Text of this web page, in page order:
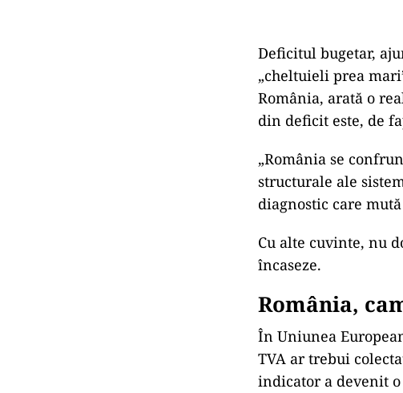
Deficitul bugetar,
„cheltuieli prea
România, arată o
din deficit este, de
„România se
structurale ale
diagnostic care
Cu alte cuvinte, nu
încaseze.
România,
În Uniunea
TVA ar trebui
indicator a devenit